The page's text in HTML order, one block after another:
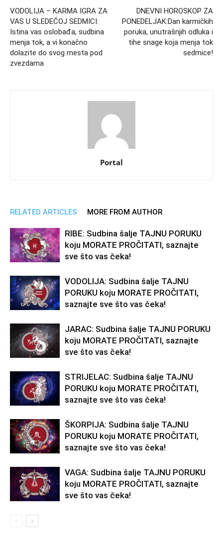
VODOLIJA – KARMA IGRA ZA
VAS U SLEDEĆOJ SEDMICI:
Istina vas oslobađa, sudbina
menja tok, a vi konačno
dolazite do svog mesta pod
zvezdama
DNEVNI HOROSKOP ZA
PONEDELJAK:Dan karmičkih
poruka, unutrašnjih odluka i
tihe snage koja menja tok
sedmice!
Portal
RELATED ARTICLES MORE FROM AUTHOR
RIBE: Sudbina šalje TAJNU PORUKU
koju MORATE PROČITATI, saznajte
sve što vas čeka!
VODOLIJA: Sudbina šalje TAJNU
PORUKU koju MORATE PROČITATI,
saznajte sve što vas čeka!
JARAC: Sudbina šalje TAJNU PORUKU
koju MORATE PROČITATI, saznajte
sve što vas čeka!
STRIJELAC: Sudbina šalje TAJNU
PORUKU koju MORATE PROČITATI,
saznajte sve što vas čeka!
ŠKORPIJA: Sudbina šalje TAJNU
PORUKU koju MORATE PROČITATI,
saznajte sve što vas čeka!
VAGA: Sudbina šalje TAJNU PORUKU
koju MORATE PROČITATI, saznajte
sve što vas čeka!